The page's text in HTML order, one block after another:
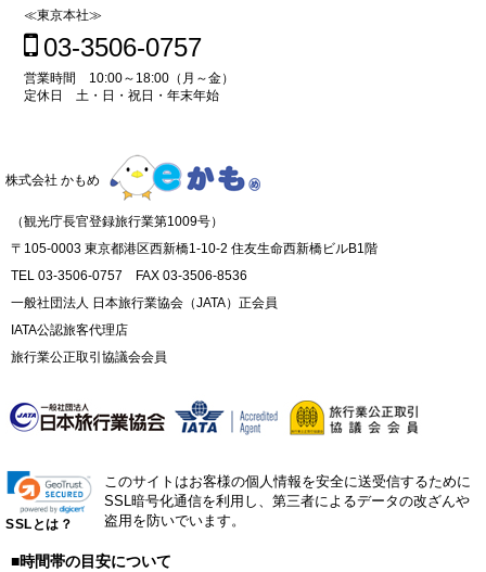
≪東京本社≫
03-3506-0757
営業時間 10:00～18:00（月～金）
定休日 土・日・祝日・年末年始
株式会社 かもめ
（観光庁長官登録旅行業第1009号）
〒105-0003 東京都港区西新橋1-10-2 住友生命西新橋ビルB1階
TEL 03-3506-0757 FAX 03-3506-8536
一般社団法人 日本旅行業協会（JATA）正会員
IATA公認旅客代理店
旅行業公正取引協議会会員
SSLとは？
このサイトはお客様の個人情報を安全に送受信するために
SSL暗号化通信を利用し、第三者によるデータの改ざんや
盗用を防いでいます。
■時間帯の目安について